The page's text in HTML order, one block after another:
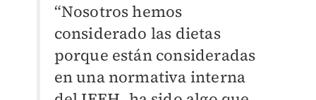
“Nosotros hemos
considerado las dietas
porque están consideradas
en una normativa interna